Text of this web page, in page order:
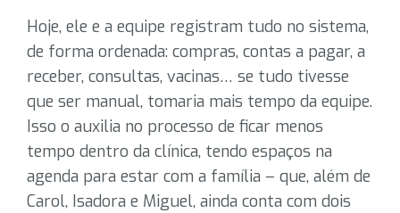
Hoje, ele e a equipe registram tudo no sistema,
de forma ordenada: compras, contas a pagar, a
receber, consultas, vacinas… se tudo tivesse
que ser manual, tomaria mais tempo da equipe.
Isso o auxilia no processo de ficar menos
tempo dentro da clínica, tendo espaços na
agenda para estar com a família – que, além de
Carol, Isadora e Miguel, ainda conta com dois